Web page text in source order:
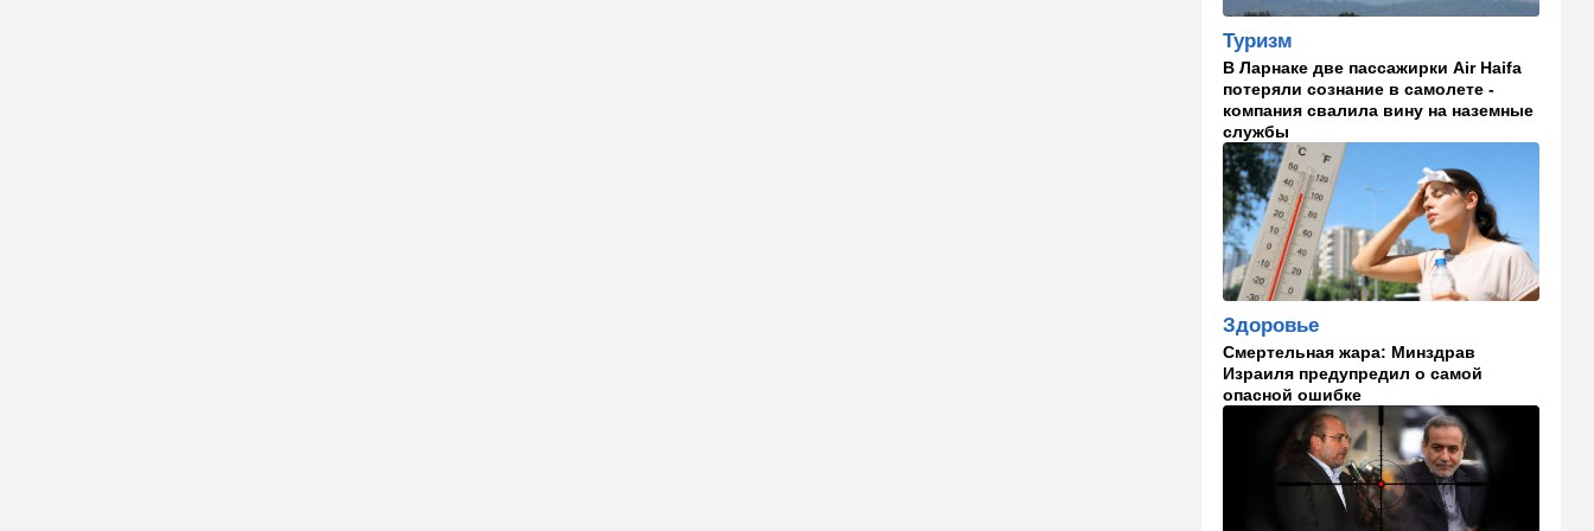
Что изменилось в аэропорту
Бен-Гурион после войны:
безопасность и советы
пассажирам
13:58 Здоровье
Какие продукты помогают
легче переносить стресс:
что выяснили ученые
13:47 Ближний Восток
Турция все ближе подходит
отношениях с Израилем:
провокационное заявление
13:45 В мире
Помидоры научились
предупреждать соседей об
опасном вирусе
Туризм
В Ларнаке две пассажирки Air Haifa
потеряли сознание в самолете -
компания свалила вину на наземные
службы
Здоровье
Смертельная жара: Минздрав
Израиля предупредил о самой
опасной ошибке